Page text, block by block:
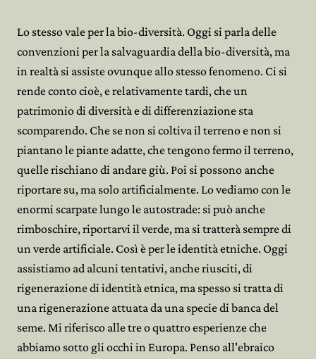
Lo stesso vale per la bio-diversità. Oggi si parla delle
convenzioni per la salvaguardia della bio-diversità, ma
in realtà si assiste ovunque allo stesso fenomeno. Ci si
rende conto cioè, e relativamente tardi, che un
patrimonio di diversità e di differenziazione sta
scomparendo. Che se non si coltiva il terreno e non si
piantano le piante adatte, che tengono fermo il terreno,
quelle rischiano di andare giù. Poi si possono anche
riportare su, ma solo artificialmente. Lo vediamo con le
enormi scarpate lungo le autostrade: si può anche
rimboschire, riportarvi il verde, ma si tratterà sempre di
un verde artificiale. Così è per le identità etniche. Oggi
assistiamo ad alcuni tentativi, anche riusciti, di
rigenerazione di identità etnica, ma spesso si tratta di
una rigenerazione attuata da una specie di banca del
seme. Mi riferisco alle tre o quattro esperienze che
abbiamo sotto gli occhi in Europa. Penso all'ebraico